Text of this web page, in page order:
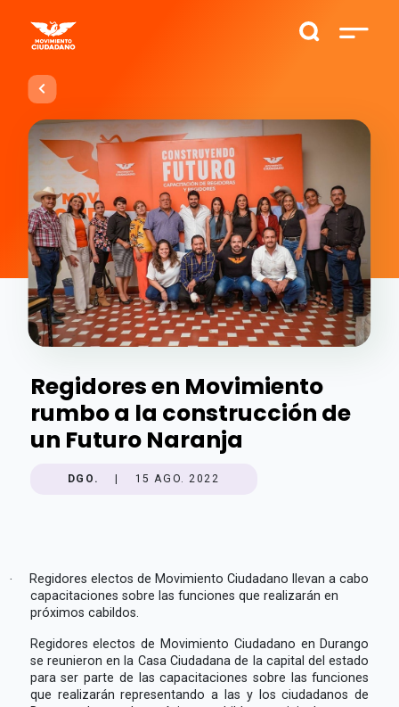
Regidores en Movimiento
rumbo a la construcción de
un Futuro Naranja
DGO. 15 AGO. 2022
·
Regidores electos de Movimiento Ciudadano llevan a cabo
capacitaciones sobre las funciones que realizarán en
próximos cabildos.
Regidores electos de Movimiento Ciudadano en Durango
se reunieron en la Casa Ciudadana de la capital del estado
para ser parte de las capacitaciones sobre las funciones
que realizarán representando a las y los ciudadanos de